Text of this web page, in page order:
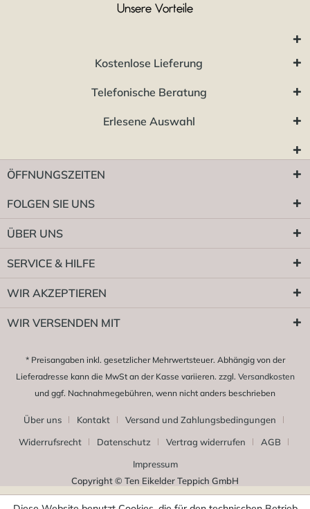
Unsere Vorteile
Kostenlose Lieferung
Telefonische Beratung
Erlesene Auswahl
ÖFFNUNGSZEITEN
FOLGEN SIE UNS
ÜBER UNS
SERVICE & HILFE
WIR AKZEPTIEREN
WIR VERSENDEN MIT
* Preisangaben inkl. gesetzlicher Mehrwertsteuer. Abhängig von der
Lieferadresse kann die MwSt an der Kasse variieren. zzgl. Versandkosten
und ggf. Nachnahmegebühren, wenn nicht anders beschrieben
Über uns Kontakt
Versand und Zahlungsbedingungen
Widerrufsrecht
Datenschutz Vertrag widerrufen
AGB
Impressum
Copyright © Ten Eikelder Teppich GmbH